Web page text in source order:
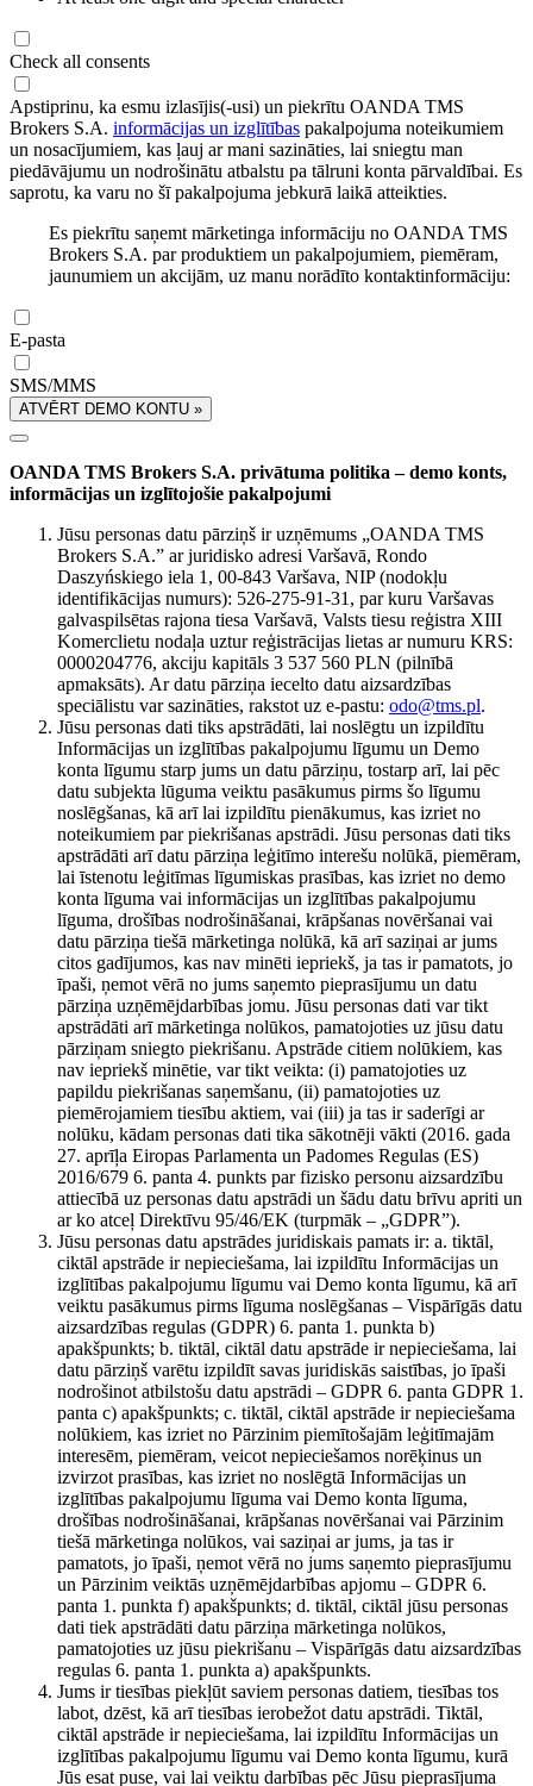
Check all consents
Apstiprinu, ka esmu izlasījis(-usi) un piekrītu OANDA TMS
Brokers S.A. informācijas un izglītības pakalpojuma noteikumiem
un nosacījumiem, kas ļauj ar mani sazināties, lai sniegtu man
piedāvājumu un nodrošinātu atbalstu pa tālruni konta pārvaldībai. Es
saprotu, ka varu no šī pakalpojuma jebkurā laikā atteikties.
Es piekrītu saņemt mārketinga informāciju no OANDA TMS
Brokers S.A. par produktiem un pakalpojumiem, piemēram,
jaunumiem un akcijām, uz manu norādīto kontaktinformāciju:
E-pasta
SMS/MMS
ATVĒRT DEMO KONTU »
OANDA TMS Brokers S.A. privātuma politika – demo konts,
informācijas un izglītojošie pakalpojumi
Jūsu personas datu pārziņš ir uzņēmums „OANDA TMS
Brokers S.A.” ar juridisko adresi Varšavā, Rondo
Daszyńskiego iela 1, 00-843 Varšava, NIP (nodokļu
identifikācijas numurs): 526-275-91-31, par kuru Varšavas
galvaspilsētas rajona tiesa Varšavā, Valsts tiesu reģistra XIII
Komerclietu nodaļa uztur reģistrācijas lietas ar numuru KRS:
0000204776, akciju kapitāls 3 537 560 PLN (pilnībā
apmaksāts). Ar datu pārziņa iecelto datu aizsardzības
speciālistu var sazināties, rakstot uz e-pastu: odo@tms.pl.
Jūsu personas dati tiks apstrādāti, lai noslēgtu un izpildītu
Informācijas un izglītības pakalpojumu līgumu un Demo
konta līgumu starp jums un datu pārziņu, tostarp arī, lai pēc
datu subjekta lūguma veiktu pasākumus pirms šo līgumu
noslēgšanas, kā arī lai izpildītu pienākumus, kas izriet no
noteikumiem par piekrišanas apstrādi. Jūsu personas dati tiks
apstrādāti arī datu pārziņa leģitīmo interešu nolūkā, piemēram,
lai īstenotu leģitīmas līgumiskas prasības, kas izriet no demo
konta līguma vai informācijas un izglītības pakalpojumu
līguma, drošības nodrošināšanai, krāpšanas novēršanai vai
datu pārziņa tiešā mārketinga nolūkā, kā arī saziņai ar jums
citos gadījumos, kas nav minēti iepriekš, ja tas ir pamatots, jo
īpaši, ņemot vērā no jums saņemto pieprasījumu un datu
pārziņa uzņēmējdarbības jomu. Jūsu personas dati var tikt
apstrādāti arī mārketinga nolūkos, pamatojoties uz jūsu datu
pārziņam sniegto piekrišanu. Apstrāde citiem nolūkiem, kas
nav iepriekš minētie, var tikt veikta: (i) pamatojoties uz
papildu piekrišanas saņemšanu, (ii) pamatojoties uz
piemērojamiem tiesību aktiem, vai (iii) ja tas ir saderīgi ar
nolūku, kādam personas dati tika sākotnēji vākti (2016. gada
27. aprīļa Eiropas Parlamenta un Padomes Regulas (ES)
2016/679 6. panta 4. punkts par fizisko personu aizsardzību
attiecībā uz personas datu apstrādi un šādu datu brīvu apriti un
ar ko atceļ Direktīvu 95/46/EK (turpmāk – „GDPR”).
Jūsu personas datu apstrādes juridiskais pamats ir: a. tiktāl,
ciktāl apstrāde ir nepieciešama, lai izpildītu Informācijas un
izglītības pakalpojumu līgumu vai Demo konta līgumu, kā arī
veiktu pasākumus pirms līguma noslēgšanas – Vispārīgās datu
aizsardzības regulas (GDPR) 6. panta 1. punkta b)
apakšpunkts; b. tiktāl, ciktāl datu apstrāde ir nepieciešama, lai
datu pārziņš varētu izpildīt savas juridiskās saistības, jo īpaši
nodrošinot atbilstošu datu apstrādi – GDPR 6. panta GDPR 1.
panta c) apakšpunkts; c. tiktāl, ciktāl apstrāde ir nepieciešama
nolūkiem, kas izriet no Pārzinim piemītošajām leģitīmajām
interesēm, piemēram, veicot nepieciešamos norēķinus un
izvirzot prasības, kas izriet no noslēgtā Informācijas un
izglītības pakalpojumu līguma vai Demo konta līguma,
drošības nodrošināšanai, krāpšanas novēršanai vai Pārzinim
tiešā mārketinga nolūkos, vai saziņai ar jums, ja tas ir
pamatots, jo īpaši, ņemot vērā no jums saņemto pieprasījumu
un Pārzinim veiktās uzņēmējdarbības apjomu – GDPR 6.
panta 1. punkta f) apakšpunkts; d. tiktāl, ciktāl jūsu personas
dati tiek apstrādāti datu pārziņa mārketinga nolūkos,
pamatojoties uz jūsu piekrišanu – Vispārīgās datu aizsardzības
regulas 6. panta 1. punkta a) apakšpunkts.
Jums ir tiesības piekļūt saviem personas datiem, tiesības tos
labot, dzēst, kā arī tiesības ierobežot datu apstrādi. Tiktāl,
ciktāl apstrāde ir nepieciešama, lai izpildītu Informācijas un
izglītības pakalpojumu līgumu vai Demo konta līgumu, kurā
Jūs esat puse, vai lai veiktu darbības pēc Jūsu pieprasījuma